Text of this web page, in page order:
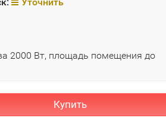
2000 Вт, площадь помещения до
Купить